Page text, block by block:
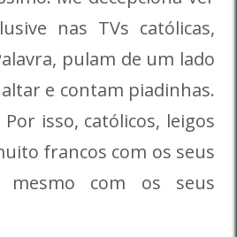
nas TVs católicas,
pulam de um lado
e contam piadinhas.
isso, católicos, leigos
francos com os seus
com os seus